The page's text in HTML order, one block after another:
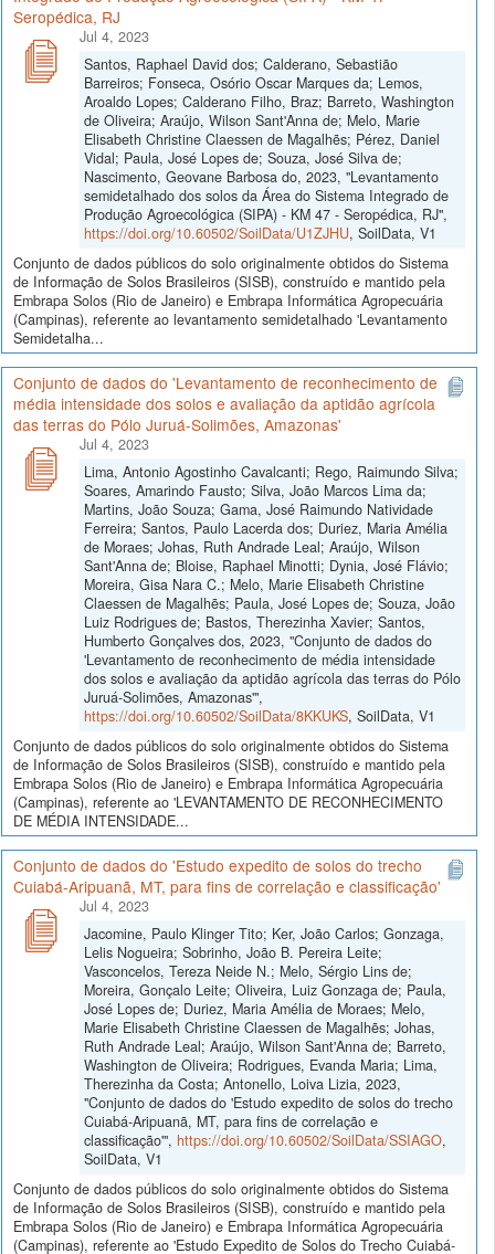
Seropédica, RJ
Jul 4, 2023
Santos, Raphael David dos; Calderano, Sebastião
Barreiros; Fonseca, Osório Oscar Marques da; Lemos,
Aroaldo Lopes; Calderano Filho, Braz; Barreto, Washington
de Oliveira; Araújo, Wilson Sant'Anna de; Melo, Marie
Elisabeth Christine Claessen de Magalhẽs; Pérez, Daniel
Vidal; Paula, José Lopes de; Souza, José Silva de;
Nascimento, Geovane Barbosa do, 2023, "Levantamento
semidetalhado dos solos da Área do Sistema Integrado de
Produção Agroecológica (SIPA) - KM 47 - Seropédica, RJ",
https://doi.org/10.60502/SoilData/U1ZJHU, SoilData, V1
Conjunto de dados públicos do solo originalmente obtidos do Sistema
de Informação de Solos Brasileiros (SISB), construído e mantido pela
Embrapa Solos (Rio de Janeiro) e Embrapa Informática Agropecuária
(Campinas), referente ao levantamento semidetalhado 'Levantamento
Semidetalha...
Conjunto de dados do 'Levantamento de reconhecimento de
média intensidade dos solos e avaliação da aptidão agrícola
das terras do Pólo Juruá-Solimões, Amazonas'
Jul 4, 2023
Lima, Antonio Agostinho Cavalcanti; Rego, Raimundo Silva;
Soares, Amarindo Fausto; Silva, João Marcos Lima da;
Martins, João Souza; Gama, José Raimundo Natividade
Ferreira; Santos, Paulo Lacerda dos; Duriez, Maria Amélia
de Moraes; Johas, Ruth Andrade Leal; Araújo, Wilson
Sant'Anna de; Bloise, Raphael Minotti; Dynia, José Flávio;
Moreira, Gisa Nara C.; Melo, Marie Elisabeth Christine
Claessen de Magalhẽs; Paula, José Lopes de; Souza, João
Luiz Rodrigues de; Bastos, Therezinha Xavier; Santos,
Humberto Gonçalves dos, 2023, "Conjunto de dados do
'Levantamento de reconhecimento de média intensidade
dos solos e avaliação da aptidão agrícola das terras do Pólo
Juruá-Solimões, Amazonas'",
https://doi.org/10.60502/SoilData/8KKUKS, SoilData, V1
Conjunto de dados públicos do solo originalmente obtidos do Sistema
de Informação de Solos Brasileiros (SISB), construído e mantido pela
Embrapa Solos (Rio de Janeiro) e Embrapa Informática Agropecuária
(Campinas), referente ao 'LEVANTAMENTO DE RECONHECIMENTO
DE MÉDIA INTENSIDADE...
Conjunto de dados do 'Estudo expedito de solos do trecho
Cuiabá-Aripuanã, MT, para fins de correlação e classificação'
Jul 4, 2023
Jacomine, Paulo Klinger Tito; Ker, João Carlos; Gonzaga,
Lelis Nogueira; Sobrinho, João B. Pereira Leite;
Vasconcelos, Tereza Neide N.; Melo, Sérgio Lins de;
Moreira, Gonçalo Leite; Oliveira, Luiz Gonzaga de; Paula,
José Lopes de; Duriez, Maria Amélia de Moraes; Melo,
Marie Elisabeth Christine Claessen de Magalhẽs; Johas,
Ruth Andrade Leal; Araújo, Wilson Sant'Anna de; Barreto,
Washington de Oliveira; Rodrigues, Evanda Maria; Lima,
Therezinha da Costa; Antonello, Loiva Lizia, 2023,
"Conjunto de dados do 'Estudo expedito de solos do trecho
Cuiabá-Aripuanã, MT, para fins de correlação e
classificação'", https://doi.org/10.60502/SoilData/SSIAGO,
SoilData, V1
Conjunto de dados públicos do solo originalmente obtidos do Sistema
de Informação de Solos Brasileiros (SISB), construído e mantido pela
Embrapa Solos (Rio de Janeiro) e Embrapa Informática Agropecuária
(Campinas), referente ao 'Estudo Expedito de Solos do Trecho Cuiabá-